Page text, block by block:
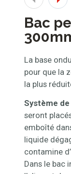
Bac
La base
pour que la
la plus
Système
seront
emboîté
liquide
contamine
Dans le bac